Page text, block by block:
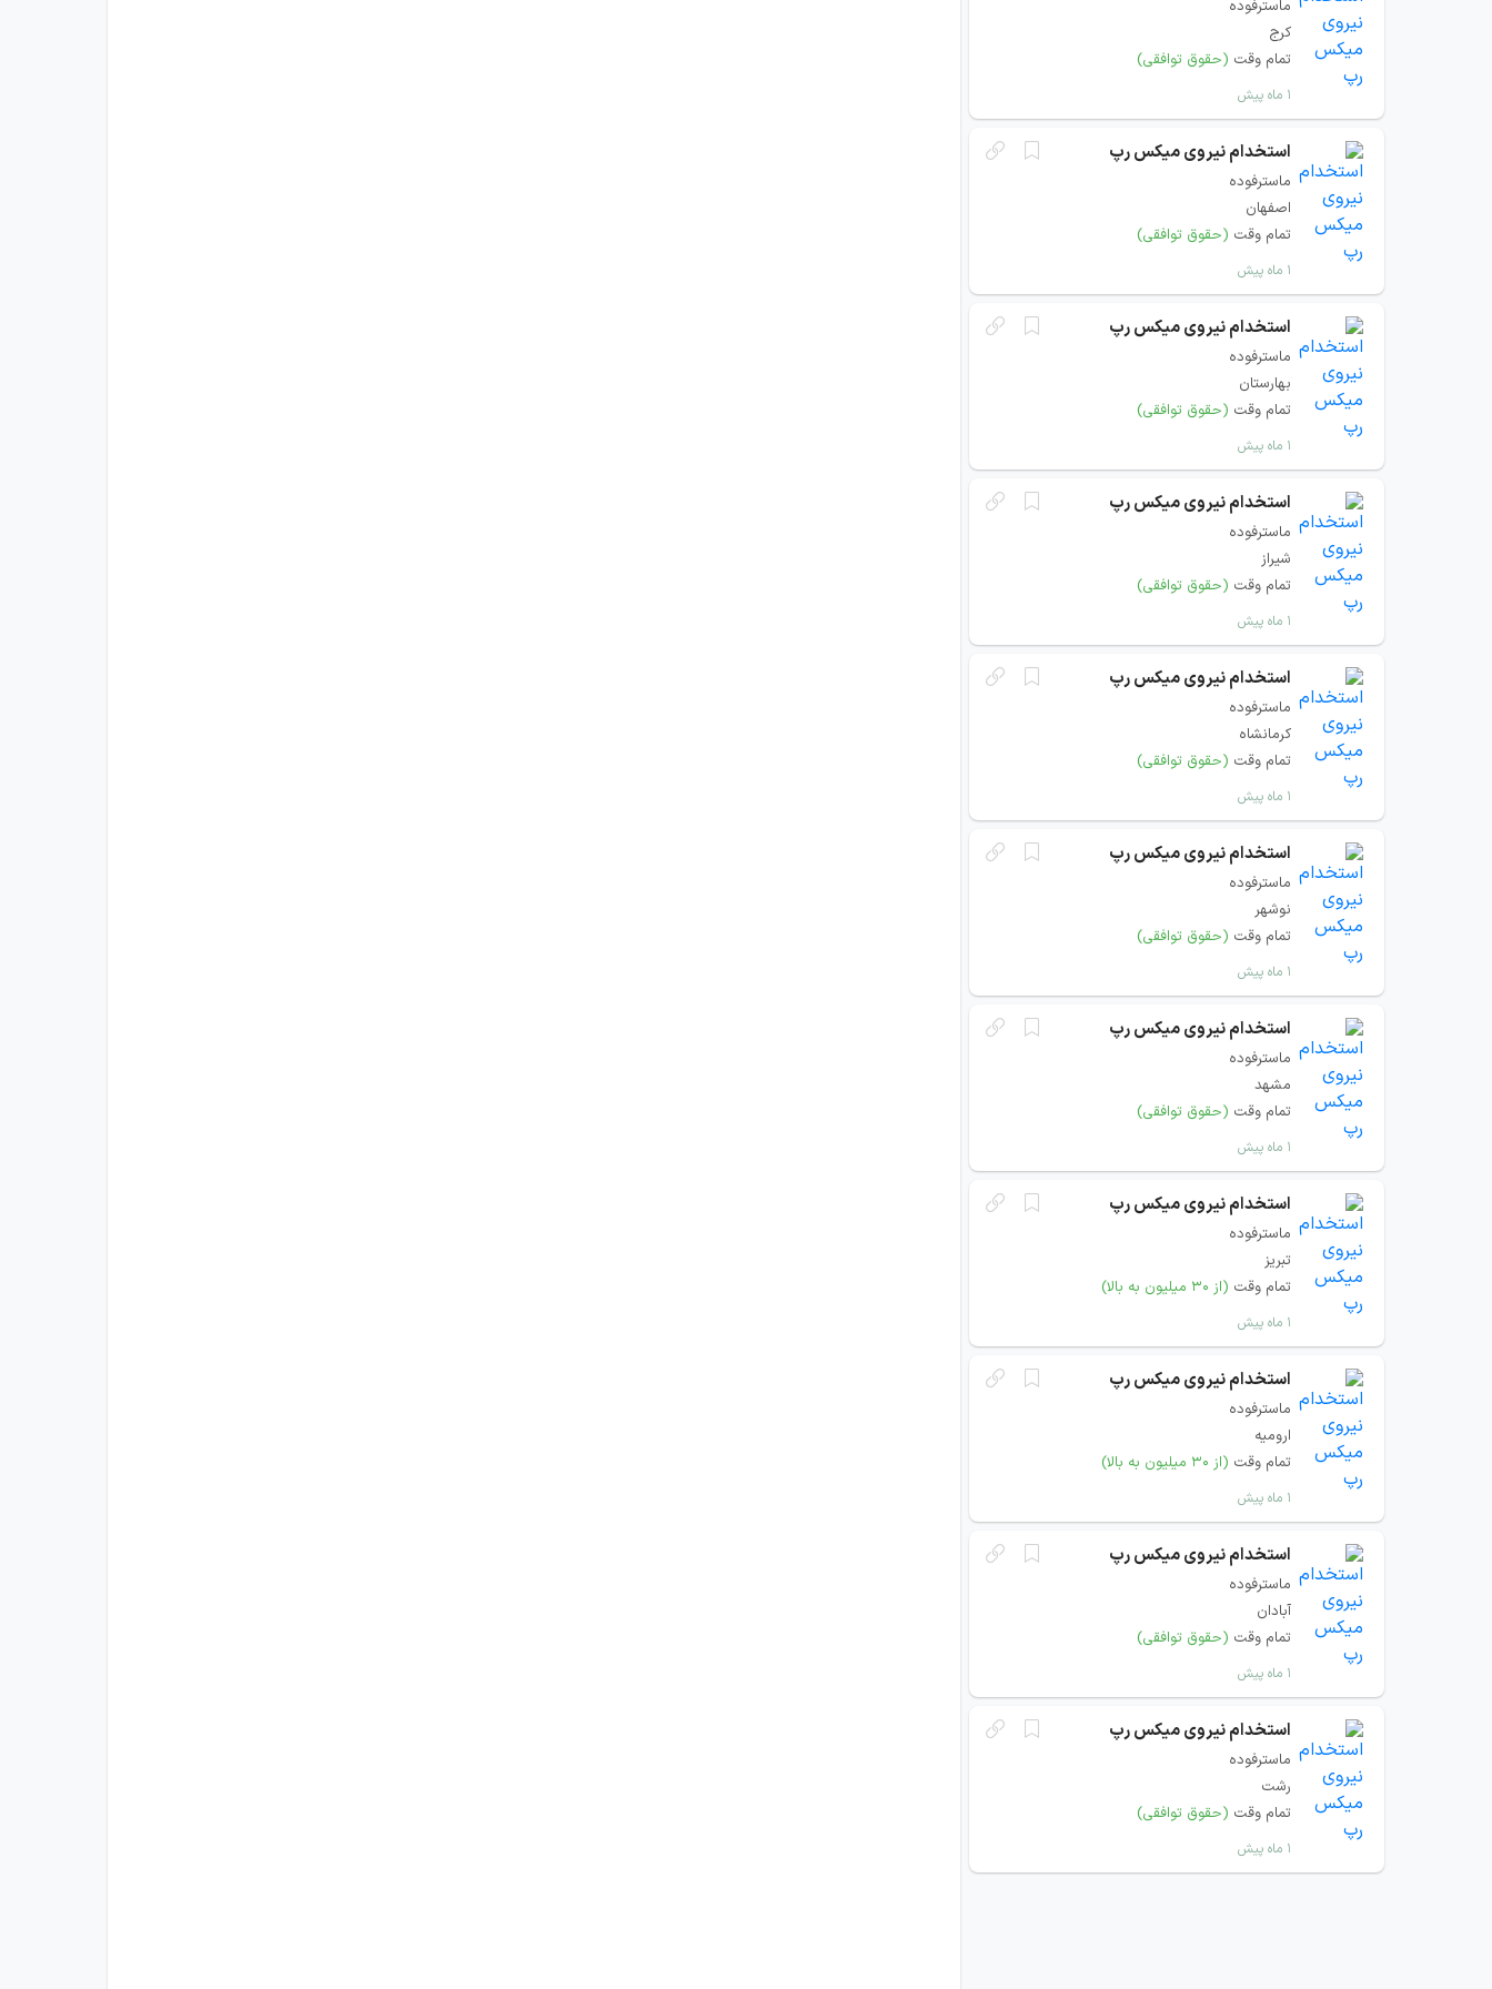
ماسترفوده
کرج
تمام وقت (حقوق توافقی)
۱ ماه پیش
استخدام نیروی میکس رپ
ماسترفوده
اصفهان
تمام وقت (حقوق توافقی)
۱ ماه پیش
استخدام نیروی میکس رپ
ماسترفوده
بهارستان
تمام وقت (حقوق توافقی)
۱ ماه پیش
استخدام نیروی میکس رپ
ماسترفوده
شیراز
تمام وقت (حقوق توافقی)
۱ ماه پیش
استخدام نیروی میکس رپ
ماسترفوده
کرمانشاه
تمام وقت (حقوق توافقی)
۱ ماه پیش
استخدام نیروی میکس رپ
ماسترفوده
نوشهر
تمام وقت (حقوق توافقی)
۱ ماه پیش
استخدام نیروی میکس رپ
ماسترفوده
مشهد
تمام وقت (حقوق توافقی)
۱ ماه پیش
استخدام نیروی میکس رپ
ماسترفوده
تبریز
تمام وقت (از ۳۰ میلیون به بالا)
۱ ماه پیش
استخدام نیروی میکس رپ
ماسترفوده
ارومیه
تمام وقت (از ۳۰ میلیون به بالا)
۱ ماه پیش
استخدام نیروی میکس رپ
ماسترفوده
آبادان
تمام وقت (حقوق توافقی)
۱ ماه پیش
استخدام نیروی میکس رپ
ماسترفوده
رشت
تمام وقت (حقوق توافقی)
۱ ماه پیش